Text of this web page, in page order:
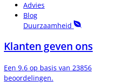
Advies
Blog
Duurzaamheid
Klanten geven ons
Een 9.6 op basis van 23856
beoordelingen.